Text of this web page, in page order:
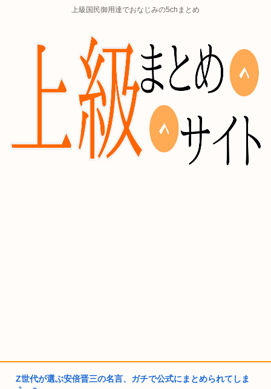
上級国民御用達でおなじみの5chまとめ
Z世代が選ぶ安倍晋三の名言、ガチで公式にまとめられてしま